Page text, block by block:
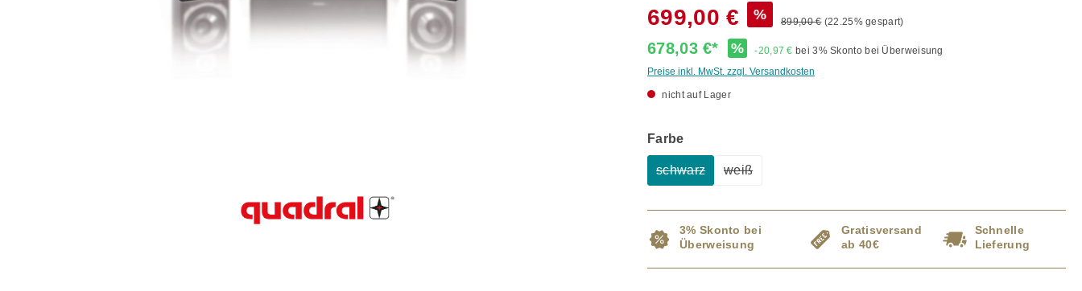
699,00 € % 899,00 € (22.25% gespart)
678,03 €* % -20,97 € bei 3% Skonto bei Überweisung
Preise inkl. MwSt. zzgl. Versandkosten
nicht auf Lager
Farbeauswählen
schwarz weiß
3% Skonto bei
Überweisung
Gratisversand
ab 40€
Schnelle
Lieferung